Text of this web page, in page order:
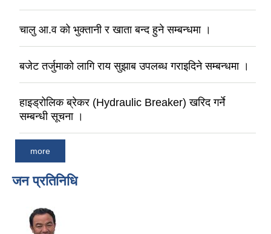
चालु आ.व को भुक्तानी र खाता बन्द हुने सम्बन्धमा ।
बजेट तर्जुमाको लागि राय सुझाब उपलब्ध गराइदिने सम्बन्धमा ।
हाइड्रोलिक ब्रेकर (Hydraulic Breaker) खरिद गर्ने
सम्बन्धी सूचना ।
more
जन प्रतिनिधि